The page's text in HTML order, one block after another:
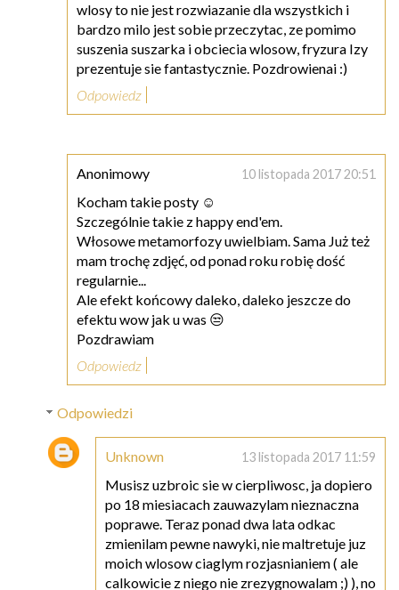
wlosy to nie jest rozwiazanie dla wszystkich i
bardzo milo jest sobie przeczytac, ze pomimo
suszenia suszarka i obciecia wlosow, fryzura Izy
prezentuje sie fantastycznie. Pozdrowienai :)
Odpowiedz
Anonimowy 10 listopada 2017 20:51
Kocham takie posty ☺
Szczególnie takie z happy end'em.
Włosowe metamorfozy uwielbiam. Sama Już też
mam trochę zdjęć, od ponad roku robię dość
regularnie...
Ale efekt końcowy daleko, daleko jeszcze do
efektu wow jak u was 😒
Pozdrawiam
Odpowiedz
Odpowiedzi
Unknown 13 listopada 2017 11:59
Musisz uzbroic sie w cierpliwosc, ja dopiero
po 18 miesiacach zauwazylam nieznaczna
poprawe. Teraz ponad dwa lata odkac
zmienilam pewne nawyki, nie maltretuje juz
moich wlosow ciaglym rozjasnianiem ( ale
calkowicie z niego nie zrezygnowalam ;) ), no